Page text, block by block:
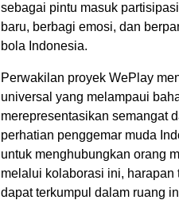
sebagai pintu masuk
baru, berbagi emosi, dan
bola Indonesia.
Perwakilan proyek WePlay
universal yang melampaui
merepresentasikan semangat
perhatian penggemar muda
untuk menghubungkan orang
melalui kolaborasi ini,
dapat terkumpul dalam ruang